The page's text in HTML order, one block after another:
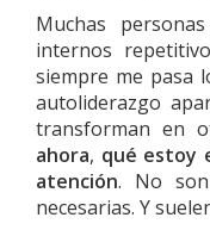
Muchas
internos
siempre me pasa
autoliderazgo
transforman en
ahora, qué estoy
atención. No
necesarias. Y